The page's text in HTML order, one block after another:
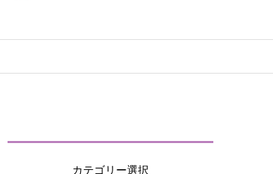
カテゴリー選択